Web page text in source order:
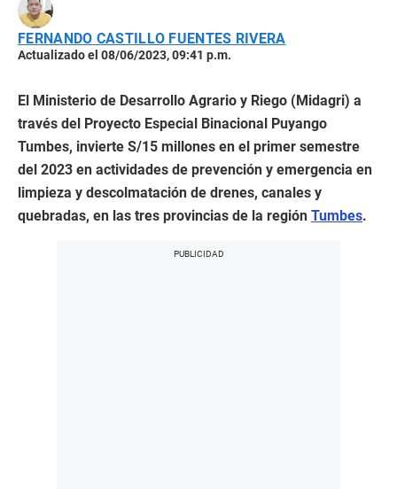
FERNANDO CASTILLO FUENTES RIVERA
Actualizado el 08/06/2023, 09:41 p.m.
El Ministerio de Desarrollo Agrario y Riego (Midagri) a
través del Proyecto Especial Binacional Puyango
Tumbes, invierte S/15 millones en el primer semestre
del 2023 en actividades de prevención y emergencia en
limpieza y descolmatación de drenes, canales y
quebradas, en las tres provincias de la región Tumbes.